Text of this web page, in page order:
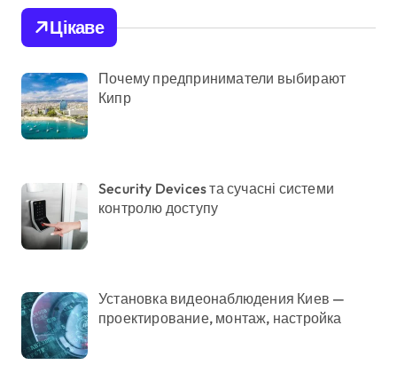
Цікаве
Почему предприниматели выбирают
Кипр
Security Devices та сучасні системи
контролю доступу
Установка видеонаблюдения Киев —
проектирование, монтаж, настройка